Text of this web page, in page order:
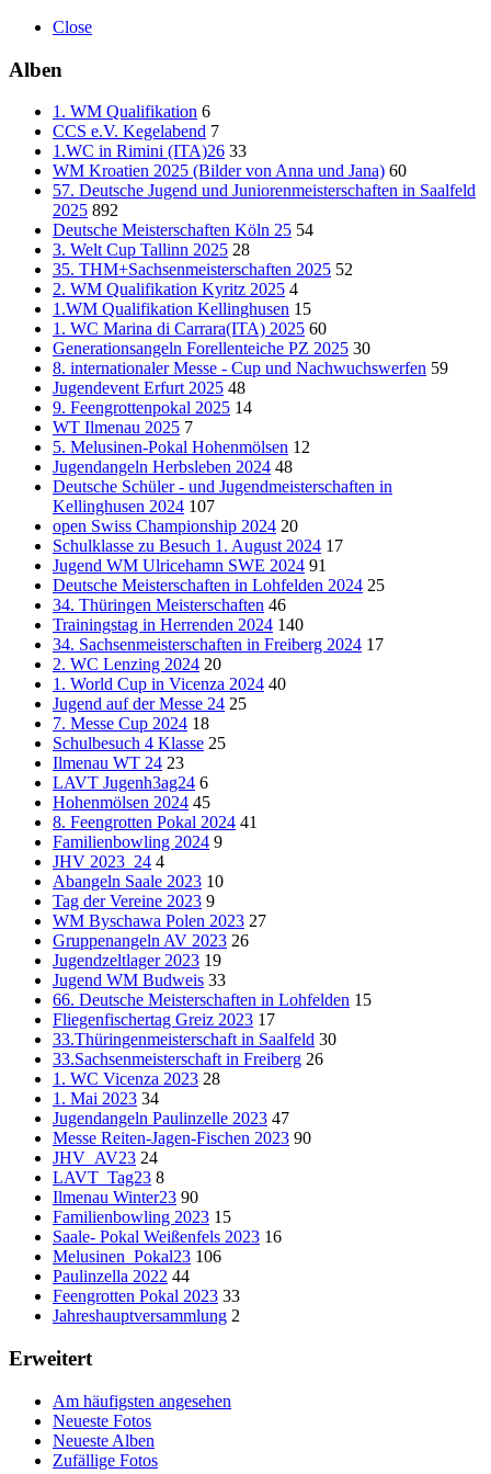
Close
Alben
1. WM Qualifikation 6
CCS e.V. Kegelabend 7
1.WC in Rimini (ITA)26 33
WM Kroatien 2025 (Bilder von Anna und Jana) 60
57. Deutsche Jugend und Juniorenmeisterschaften in Saalfeld
2025 892
Deutsche Meisterschaften Köln 25 54
3. Welt Cup Tallinn 2025 28
35. THM+Sachsenmeisterschaften 2025 52
2. WM Qualifikation Kyritz 2025 4
1.WM Qualifikation Kellinghusen 15
1. WC Marina di Carrara(ITA) 2025 60
Generationsangeln Forellenteiche PZ 2025 30
8. internationaler Messe - Cup und Nachwuchswerfen 59
Jugendevent Erfurt 2025 48
9. Feengrottenpokal 2025 14
WT Ilmenau 2025 7
5. Melusinen-Pokal Hohenmölsen 12
Jugendangeln Herbsleben 2024 48
Deutsche Schüler - und Jugendmeisterschaften in
Kellinghusen 2024 107
open Swiss Championship 2024 20
Schulklasse zu Besuch 1. August 2024 17
Jugend WM Ulricehamn SWE 2024 91
Deutsche Meisterschaften in Lohfelden 2024 25
34. Thüringen Meisterschaften 46
Trainingstag in Herrenden 2024 140
34. Sachsenmeisterschaften in Freiberg 2024 17
2. WC Lenzing 2024 20
1. World Cup in Vicenza 2024 40
Jugend auf der Messe 24 25
7. Messe Cup 2024 18
Schulbesuch 4 Klasse 25
Ilmenau WT 24 23
LAVT Jugenh3ag24 6
Hohenmölsen 2024 45
8. Feengrotten Pokal 2024 41
Familienbowling 2024 9
JHV 2023_24 4
Abangeln Saale 2023 10
Tag der Vereine 2023 9
WM Byschawa Polen 2023 27
Gruppenangeln AV 2023 26
Jugendzeltlager 2023 19
Jugend WM Budweis 33
66. Deutsche Meisterschaften in Lohfelden 15
Fliegenfischertag Greiz 2023 17
33.Thüringenmeisterschaft in Saalfeld 30
33.Sachsenmeisterschaft in Freiberg 26
1. WC Vicenza 2023 28
1. Mai 2023 34
Jugendangeln Paulinzelle 2023 47
Messe Reiten-Jagen-Fischen 2023 90
JHV_AV23 24
LAVT_Tag23 8
Ilmenau Winter23 90
Familienbowling 2023 15
Saale- Pokal Weißenfels 2023 16
Melusinen_Pokal23 106
Paulinzella 2022 44
Feengrotten Pokal 2023 33
Jahreshauptversammlung 2
Erweitert
Am häufigsten angesehen
Neueste Fotos
Neueste Alben
Zufällige Fotos